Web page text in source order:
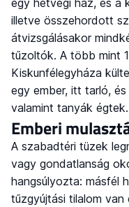
egy hétvégi ház, és a
illetve összehordott
átvizsgálásakor
tűzoltók. A több mint
Kiskunfélegyháza
egy ember, itt tarló,
valamint tanyák égtek.
Emberi
A szabadtéri tüzek
vagy gondatlanság
hangsúlyozta: másfél
tűzgyújtási tilalom